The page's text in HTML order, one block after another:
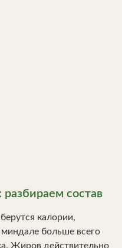
состав
калории,
больше всего
Жиров действительно